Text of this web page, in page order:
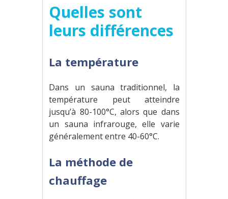
Quelles sont
leurs différences
La température
Dans un sauna traditionnel, la
température peut atteindre
jusqu’à 80-100°C, alors que dans
un sauna infrarouge, elle varie
généralement entre 40-60°C.
La méthode de
chauffage